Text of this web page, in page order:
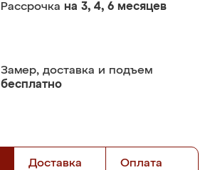
Рассрочка на 3, 4, 6 месяцев
Замер, доставка и подъем
бесплатно
Доставка Оплата